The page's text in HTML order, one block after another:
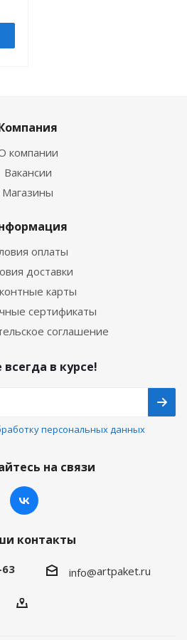
компании
Вакансии
Магазины
оплаты
доставки
карты
сертификаты
соглашение
всегда в курсе!
персональных данных
на связи
контакты
info@artpaket.ru